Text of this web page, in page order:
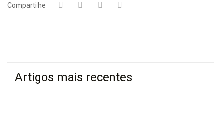
Compartilhe
Artigos mais recentes